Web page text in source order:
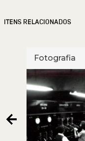
ITENS RELACIONADOS
Fotografia